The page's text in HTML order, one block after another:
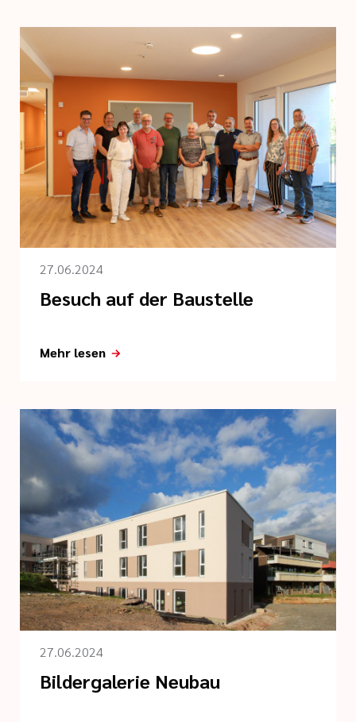
27.06.2024
Besuch auf der Baustelle
Mehr lesen
27.06.2024
Bildergalerie Neubau